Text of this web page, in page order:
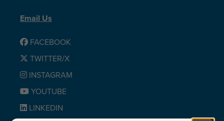
Email Us
FACEBOOK
TWITTER/X
INSTAGRAM
YOUTUBE
LINKEDIN